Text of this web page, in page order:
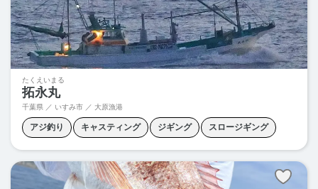
たくえいまる
拓永丸
千葉県 ／ いすみ市 ／ 大原漁港
アジ釣り キャスティング ジギング スロージギング
タイカブラ テンヤマダイ ヒラメ釣り ボートシーバス
根魚釣り 青物キャスティング 青物ジギング